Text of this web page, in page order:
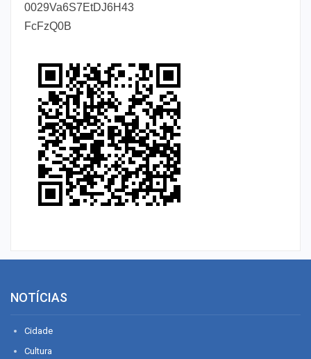
0029Va6S7EtDJ6H43
FcFzQ0B
NOTÍCIAS
Cidade
Cultura